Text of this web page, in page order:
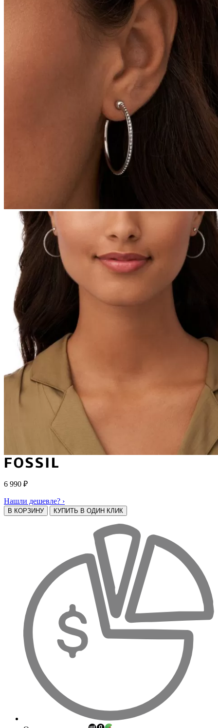
6 990 ₽
Нашли дешевле? ›
В КОРЗИНУ КУПИТЬ В ОДИН КЛИК